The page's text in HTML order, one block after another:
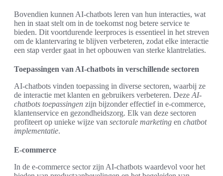
Bovendien kunnen AI-chatbots leren van hun interacties, wat
hen in staat stelt om in de toekomst nog betere service te
bieden. Dit voortdurende leerproces is essentieel in het streven
om de klantervaring te blijven verbeteren, zodat elke interactie
een stap verder gaat in het opbouwen van sterke klantrelaties.
Toepassingen van AI-chatbots in verschillende sectoren
AI-chatbots vinden toepassing in diverse sectoren, waarbij ze
de interactie met klanten en gebruikers verbeteren. Deze AI-
chatbots toepassingen zijn bijzonder effectief in e-commerce,
klantenservice en gezondheidszorg. Elk van deze sectoren
profiteert op unieke wijze van sectorale marketing en chatbot
implementatie.
E-commerce
In de e-commerce sector zijn AI-chatbots waardevol voor het